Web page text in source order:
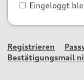
Eingeloggt
Registrieren
Bestätigungsmail